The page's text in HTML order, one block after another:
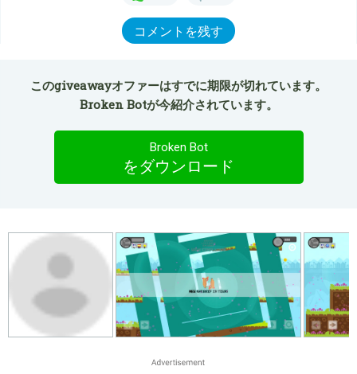
コメントを残す
このgiveawayオファーはすでに期限が切れています。
Broken Botが今紹介されています。
Broken Bot
をダウンロード